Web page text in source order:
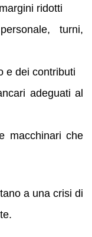
ridotti
turni,
e dei contributi
adeguati al
macchinari che
a una crisi di